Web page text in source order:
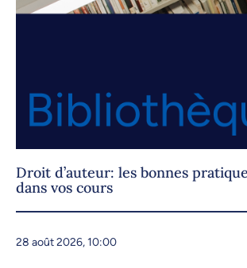
Droit d’auteur: les bonnes
dans vos cours
28 août 2026, 10:00